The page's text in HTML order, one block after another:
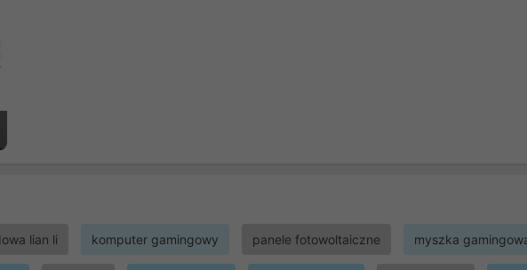
lian li komputer gamingowy panele fotowoltaiczne myszka